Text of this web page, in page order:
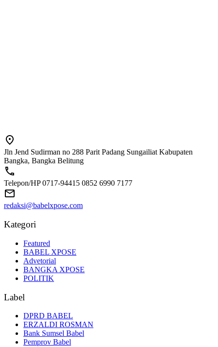
Jln Jend Sudirman no 288 Parit Padang Sungailiat Kabupaten
Bangka, Bangka Belitung
Telepon/HP 0717-94415 0852 6990 7177
redaksi@babelxpose.com
Kategori
Featured
BABEL XPOSE
Advetorial
BANGKA XPOSE
POLITIK
Label
DPRD BABEL
ERZALDI ROSMAN
Bank Sumsel Babel
Pemprov Babel